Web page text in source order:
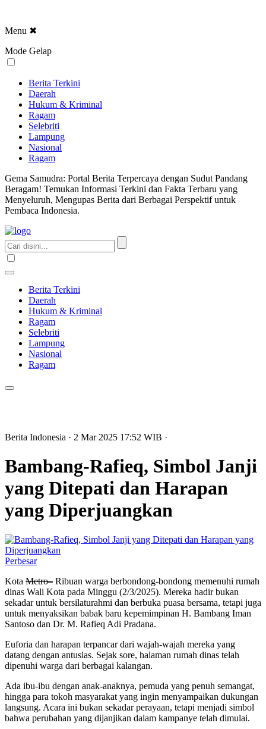
Menu ✖
Mode Gelap
Berita Terkini
Daerah
Hukum & Kriminal
Ragam
Selebriti
Lampung
Nasional
Ragam
Gema Samudra: Portal Berita Terpercaya dengan Sudut Pandang
Beragam! Temukan Informasi Terkini dan Fakta Terbaru yang
Menyeluruh, Mengupas Berita dari Berbagai Perspektif untuk
Pembaca Indonesia.
Berita Terkini
Daerah
Hukum & Kriminal
Ragam
Selebriti
Lampung
Nasional
Ragam
Berita Indonesia · 2 Mar 2025 17:52 WIB ·
Bambang-Rafieq, Simbol Janji
yang Ditepati dan Harapan
yang Diperjuangkan
Perbesar
Kota Metro– Ribuan warga berbondong-bondong memenuhi rumah
dinas Wali Kota pada Minggu (2/3/2025). Mereka hadir bukan
sekadar untuk bersilaturahmi dan berbuka puasa bersama, tetapi juga
untuk menyaksikan babak baru kepemimpinan H. Bambang Iman
Santoso dan Dr. M. Rafieq Adi Pradana.
Euforia dan harapan terpancar dari wajah-wajah mereka yang
datang dengan antusias. Sejak sore, halaman rumah dinas telah
dipenuhi warga dari berbagai kalangan.
Ada ibu-ibu dengan anak-anaknya, pemuda yang penuh semangat,
hingga para tokoh masyarakat yang ingin menyampaikan dukungan
langsung. Acara ini bukan sekadar perayaan, tetapi menjadi simbol
bahwa perubahan yang dijanjikan dalam kampanye telah dimulai.